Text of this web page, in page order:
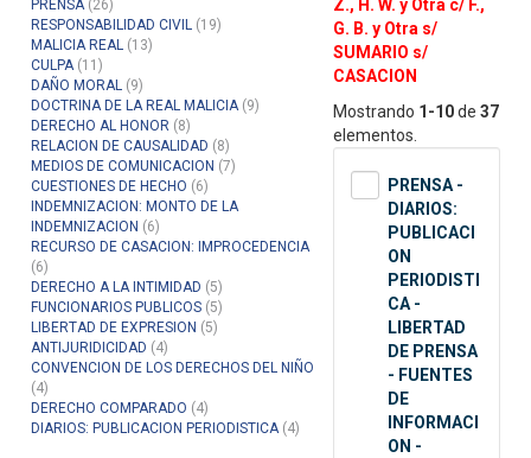
PRENSA(26)
RESPONSABILIDAD CIVIL (19)
MALICIA REAL (13)
CULPA(11)
DAÑO MORAL (9)
DOCTRINA DE LA REAL MALICIA(9)
DERECHO AL HONOR (8)
RELACION DE CAUSALIDAD (8)
MEDIOS DE COMUNICACION (7)
CUESTIONES DE HECHO (6)
INDEMNIZACION: MONTO DE LA
INDEMNIZACION (6)
RECURSO DE CASACION: IMPROCEDENCIA
(6)
DERECHO A LA INTIMIDAD (5)
FUNCIONARIOS PUBLICOS (5)
LIBERTAD DE EXPRESION (5)
ANTIJURIDICIDAD (4)
CONVENCION DE LOS DERECHOS DEL NIÑO
(4)
DERECHO COMPARADO (4)
DIARIOS: PUBLICACION PERIODISTICA(4)
Z., H. W. y Otra c/ F.,
G. B. y Otra s/
SUMARIO s/
CASACION
Mostrando 1-10de 37
elementos.
PRENSA -
DIARIOS:
PUBLICACI
ON
PERIODISTI
CA -
LIBERTAD
DE PRENSA
- FUENTES
DE
INFORMACI
ON -